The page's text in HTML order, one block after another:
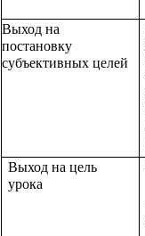
Выход на
постановку
субъективных целей
Выход на цель
урока